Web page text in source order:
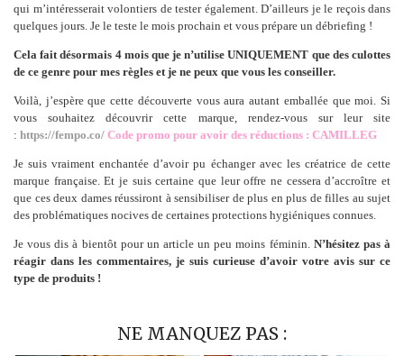
qui m’intéresserait volontiers de tester également. D’ailleurs je le reçois dans
quelques jours. Je le teste le mois prochain et vous prépare un débriefing !
Cela fait désormais 4 mois que je n’utilise UNIQUEMENT que des culottes
de ce genre pour mes règles et je ne peux que vous les conseiller.
Voilà, j’espère que cette découverte vous aura autant emballée que moi. Si
vous souhaitez découvrir cette marque, rendez-vous sur leur site
: https://fempo.co/ Code promo pour avoir des réductions : CAMILLEG
Je suis vraiment enchantée d’avoir pu échanger avec les créatrice de cette
marque française. Et je suis certaine que leur offre ne cessera d’accroître et
que ces deux dames réussiront à sensibiliser de plus en plus de filles au sujet
des problématiques nocives de certaines protections hygiéniques connues.
Je vous dis à bientôt pour un article un peu moins féminin. N’hésitez pas à
réagir dans les commentaires, je suis curieuse d’avoir votre avis sur ce
type de produits !
NE MANQUEZ PAS :